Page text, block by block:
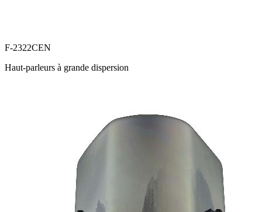
F-2322CEN
Haut-parleurs à grande dispersion